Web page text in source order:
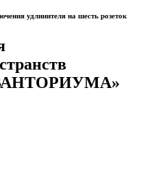
удлинителя на шесть розеток